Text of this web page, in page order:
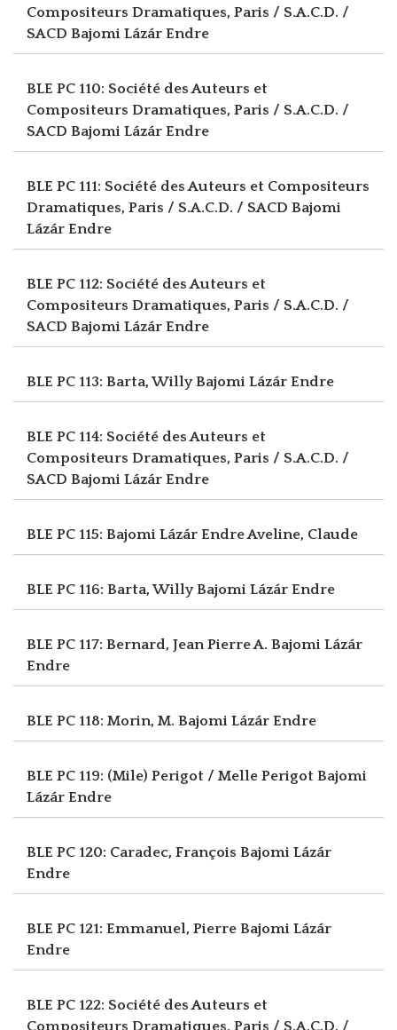
Compositeurs Dramatiques, Paris / S.A.C.D. /
SACD Bajomi Lázár Endre
BLE PC 110: Société des Auteurs et
Compositeurs Dramatiques, Paris / S.A.C.D. /
SACD Bajomi Lázár Endre
BLE PC 111: Société des Auteurs et Compositeurs
Dramatiques, Paris / S.A.C.D. / SACD Bajomi
Lázár Endre
BLE PC 112: Société des Auteurs et
Compositeurs Dramatiques, Paris / S.A.C.D. /
SACD Bajomi Lázár Endre
BLE PC 113: Barta, WillyBajomi Lázár Endre
BLE PC 114: Société des Auteurs et
Compositeurs Dramatiques, Paris / S.A.C.D. /
SACD Bajomi Lázár Endre
BLE PC 115: Bajomi Lázár EndreAveline, Claude
BLE PC 116: Barta, WillyBajomi Lázár Endre
BLE PC 117: Bernard, Jean Pierre A. Bajomi Lázár
Endre
BLE PC 118: Morin, M. Bajomi Lázár Endre
BLE PC 119: (Mile) Perigot / Melle Perigot Bajomi
Lázár Endre
BLE PC 120: Caradec, François Bajomi Lázár
Endre
BLE PC 121: Emmanuel, Pierre Bajomi Lázár
Endre
BLE PC 122: Société des Auteurs et
Compositeurs Dramatiques, Paris / S.A.C.D. /